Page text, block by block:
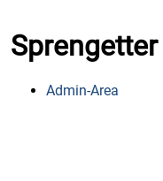
Admin-Area